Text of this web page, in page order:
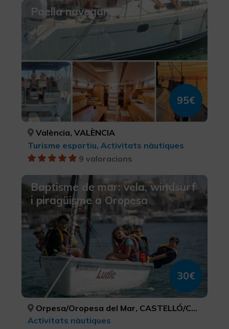
Paella navegant
95€
València, VALÈNCIA
Turisme esportiu, Activitats nàutiques
9 valoracions
Baptisme de mar: vela, windsurf
i piragüisme a Oropesa
30€
Orpesa/Oropesa del Mar, CASTELLÓ/CASTELLÓN
Activitats nàutiques